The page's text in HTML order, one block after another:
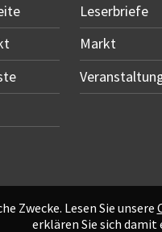
Leserbriefe
Markt
Zwecke. Lesen Sie unsere
erklären Sie sich damit